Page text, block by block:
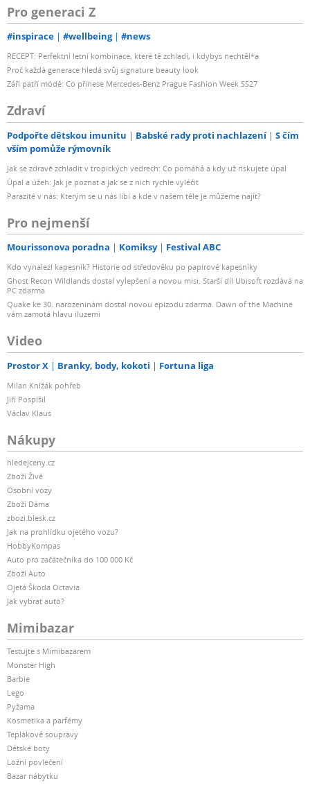
Pro generaci Z
#inspirace #wellbeing #news
RECEPT: Perfektní letní kombinace, které tě zchladí, i kdybys nechtěl*a
Proč každá generace hledá svůj signature beauty look
Září patří módě: Co přinese Mercedes-Benz Prague Fashion Week SS27
Zdraví
Podpořte dětskou imunitu Babské rady proti nachlazení
S čím
vším pomůže rýmovník
Jak se zdravě zchladit v tropických vedrech: Co pomáhá a kdy už riskujete úpal
Úpal a úžeh: Jak je poznat a jak se z nich rychle vyléčit
Parazité v nás: Kterým se u nás líbí a kde v našem těle je můžeme najít?
Pro nejmenší
Mourissonova poradna Komiksy Festival ABC
Kdo vynalezl kapesník? Historie od středověku po papírové kapesníky
Ghost Recon Wildlands dostal vylepšení a novou misi. Starší díl Ubisoft rozdává na
PC zdarma
Quake ke 30. narozeninám dostal novou epizodu zdarma. Dawn of the Machine
vám zamotá hlavu iluzemi
Video
Prostor X Branky, body, kokoti Fortuna liga
Milan Knížák pohřeb
Jiří Pospíšil
Václav Klaus
Nákupy
hledejceny.cz
Zboží Živě
Osobní vozy
Zboží Dáma
zbozi.blesk.cz
Jak na prohlídku ojetého vozu?
HobbyKompas
Auto pro začátečníka do 100 000 Kč
Zboží Auto
Ojetá Škoda Octavia
Jak vybrat auto?
Mimibazar
Testujte s Mimibazarem
Monster High
Barbie
Lego
Pyžama
Kosmetika a parfémy
Teplákové soupravy
Dětské boty
Ložní povlečení
Bazar nábytku